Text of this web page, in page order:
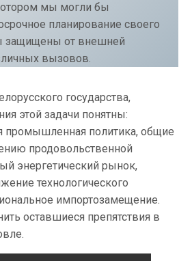
мы могли бы
планирование своего
защищены от внешней
вызовов.
государства,
этой задачи понятны:
промышленная политика, общие
продовольственной
энергетический рынок,
технологического
импортозамещение.
оставшиеся препятствия в